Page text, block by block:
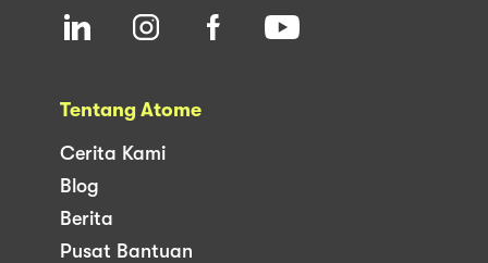
Tentang Atome
Cerita Kami
Blog
Berita
Pusat Bantuan